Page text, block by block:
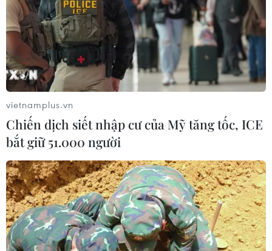
tri ân các Anh hùng liệt sỹ
26/07/2026 22:53
Thêm mái nhà chung kết nối cộng
đồng người Việt Nam tại Hàn Quốc
26/07/2026 14:59
Diễn đàn tại Nhật Bản chia sẻ tư duy
đầu tư dài hạn cho người Việt trẻ
25/07/2026 13:59
vietnamplus.vn
Chiến dịch siết nhập cư của Mỹ tăng tốc, ICE
bắt giữ 51.000 người